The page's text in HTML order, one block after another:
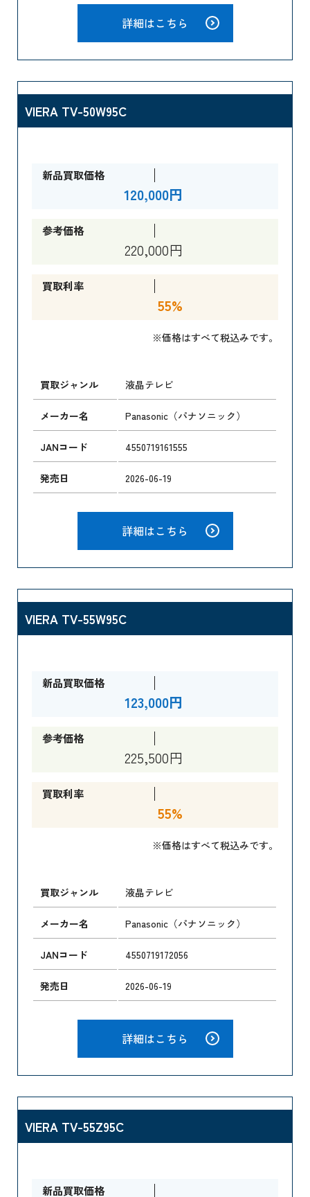
詳細はこちら
VIERA TV-50W95C
新品買取価格
120,000円
参考価格
220,000円
買取利率
55%
※価格はすべて税込みです。
買取ジャンル 液晶テレビ
メーカー名 Panasonic（パナソニック）
JANコード 4550719161555
発売日 2026-06-19
詳細はこちら
VIERA TV-55W95C
新品買取価格
123,000円
参考価格
225,500円
買取利率
55%
※価格はすべて税込みです。
買取ジャンル 液晶テレビ
メーカー名 Panasonic（パナソニック）
JANコード 4550719172056
発売日 2026-06-19
詳細はこちら
VIERA TV-55Z95C
新品買取価格